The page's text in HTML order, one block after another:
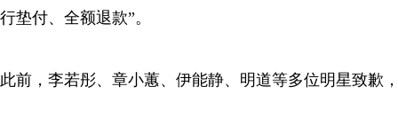
行垫付、全额退款”。
此前，李若彤、章小蕙、伊能静、明道等多位明星致歉